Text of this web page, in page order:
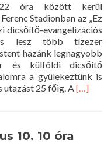
óra között kerül
Stadionban az „Ez
dicsőítő-evangelizációs
lesz több tízezer
hazánk legnagyobb
és külföldi dicsőítő
a gyülekeztünk is
utazást 25 főig. ARead
[…]
10. 10 óra